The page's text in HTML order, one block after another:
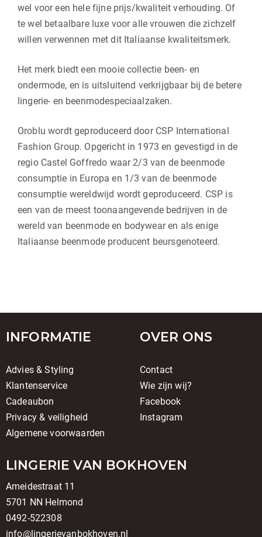
wel voor een hele fijne prijs/kwaliteit verhouding. Of
te wel betaalbare luxe voor alle vrouwen die zichzelf
willen verwennen met dit Italiaanse kwaliteitsmerk.
Het merk biedt een mooie collectie been- en
ondermode, en is uitsluitend verkrijgbaar bij de betere
lingerie- en beenmodespeciaalzaken.
Oroblu wordt geproduceerd door CSP International
Fashion Group. Opgericht in 1973 en gevestigd in de
regio Castel Goffredo waar 2/3 van de beenmode
consumptie in Europa en 1/3 van de beenmode
consumptie wereldwijd wordt geproduceerd. CSP is
een van de meest toonaangevende bedrijven in de
wereld van beenmode en bodywear en als enige
Italiaanse beenmode producent beursgenoteerd.
INFORMATIE
Advies & Styling
Klantenservice
Cadeaubon
Privacy & veiligheid
Algemene voorwaarden
OVER ONS
Contact
Wie zijn wij?
Facebook
Instagram
LINGERIE VAN BOKHOVEN
Ameidestraat 11
5701 NN Helmond
0492-522308
info@lingerievanbokhoven.nl